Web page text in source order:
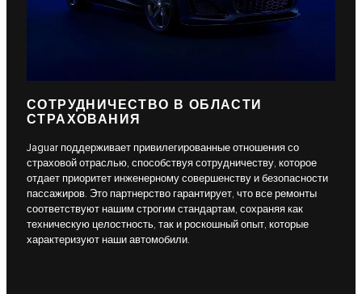
СОТРУДНИЧЕСТВО В ОБЛАСТИ
СТРАХОВАНИЯ
Jaguar поддерживает привилегированные отношения со
страховой отраслью, способствуя сотрудничеству, которое
отдает приоритет инженерному совершенству и безопасности
пассажиров. Это партнерство гарантирует, что все ремонты
соответствуют нашим строгим стандартам, сохраняя как
техническую целостность, так и роскошный опыт, которые
характеризуют наши автомобили.